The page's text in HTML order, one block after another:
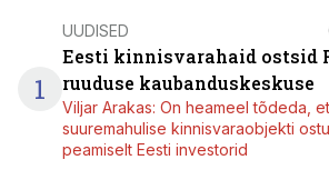
1
UUDISED
Eesti kinnisvarahaid ostsid
ruuduse kaubanduskeskuse
Viljar Arakas: On heameel tõdeda,
suuremahulise kinnisvaraobjekti
peamiselt Eesti investorid